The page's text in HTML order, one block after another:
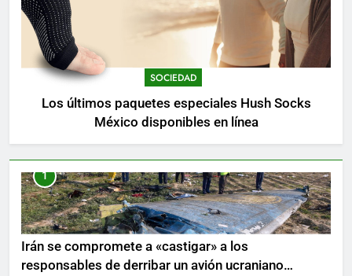
SOCIEDAD
Los últimos paquetes especiales Hush Socks
México disponibles en línea
1
Irán se compromete a «castigar» a los
responsables de derribar un avión ucraniano